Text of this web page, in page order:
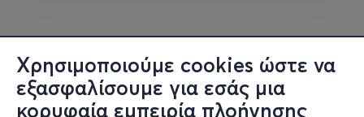
Χρησιμοποιούμε cookies ώστε να
εξασφαλίσουμε για εσάς μια
κορυφαία εμπειρία πλοήγησης
αποτελεί μια εκλεπτυσμένη σύνθεση ηλεκτρονικών,
ακουστικών και ορχηστρικών στοιχείων, πλούσια σε
αντιθέσεις — εσωστρεφής και εκρηκτική, εύθραυστη